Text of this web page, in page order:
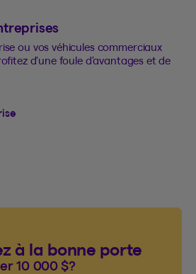
ou vos véhicules commerciaux
d'une foule d’avantages et de
à la bonne porte
10 000 $?